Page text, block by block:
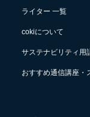
ライター 一覧
cokiについて
サステナビリティ用
おすすめ通信講座・